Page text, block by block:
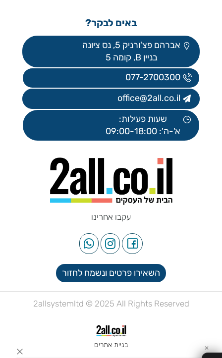
באים לבקר?
אברהם פצ'ורניק 5, נס ציונה
בניין B, קומה 5
077-2700300
office@2all.co.il
שעות פעילות:
א'-ה': 09:00-18:00
עקבו אחרינו
השאירו פרטים ונשמח לחזור
2allsystemltd © 2025 All Rights Reserved
בניית אתרים ✕